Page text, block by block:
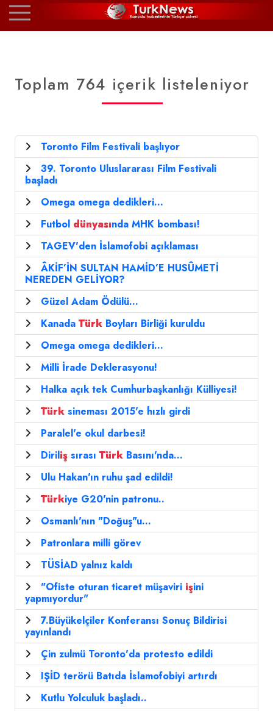
Toplam 764 içerik listeleniyor
Toronto Film Festivali başlıyor
39. Toronto Uluslararası Film Festivali
başladı
Omega omega dedikleri...
Futbol dünyasında MHK bombası!
TAGEV'den İslamofobi açıklaması
ÂKİF’İN SULTAN HAMİD’E HUSÛMETİ
NEREDEN GELİYOR?
Güzel Adam Ödülü...
Kanada Türk Boyları Birliği kuruldu
Omega omega dedikleri...
Milli İrade Deklerasyonu!
Halka açık tek Cumhurbaşkanlığı Külliyesi!
Türk sineması 2015'e hızlı girdi
Paralel'e okul darbesi!
Diriliş sırası Türk Basını'nda...
Ulu Hakan'ın ruhu şad edildi!
Türkiye G20'nin patronu..
Osmanlı'nın "Doğuş"u...
Patronlara milli görev
TÜSİAD yalnız kaldı
"Ofiste oturan ticaret müşaviri işini
yapmıyordur"
7.Büyükelçiler Konferansı Sonuç Bildirisi
yayınlandı
Çin zulmü Toronto'da protesto edildi
IŞİD terörü Batıda İslamofobiyi artırdı
Kutlu Yolculuk başladı..